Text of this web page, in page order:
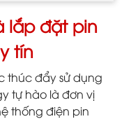
lắp đặt pin
tín
thúc đẩy sử dụng
tự hào là đơn vị
thống điện pin